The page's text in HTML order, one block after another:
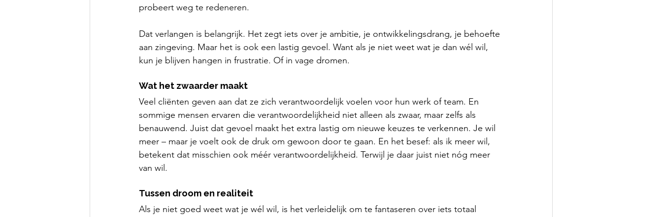
probeert weg te redeneren.
Dat verlangen is belangrijk. Het zegt iets over je ambitie, je ontwikkelingsdrang, je behoefte
aan zingeving. Maar het is ook een lastig gevoel. Want als je niet weet wat je dan wél wil,
kun je blijven hangen in frustratie. Of in vage dromen.
Wat het zwaarder maakt
Veel cliënten geven aan dat ze zich verantwoordelijk voelen voor hun werk of team. En
sommige mensen ervaren die verantwoordelijkheid niet alleen als zwaar, maar zelfs als
benauwend. Juist dat gevoel maakt het extra lastig om nieuwe keuzes te verkennen. Je wil
meer – maar je voelt ook de druk om gewoon door te gaan. En het besef: als ik meer wil,
betekent dat misschien ook méér verantwoordelijkheid. Terwijl je daar juist niet nóg meer
van wil.
Tussen droom en realiteit
Als je niet goed weet wat je wél wil, is het verleidelijk om te fantaseren over iets totaal